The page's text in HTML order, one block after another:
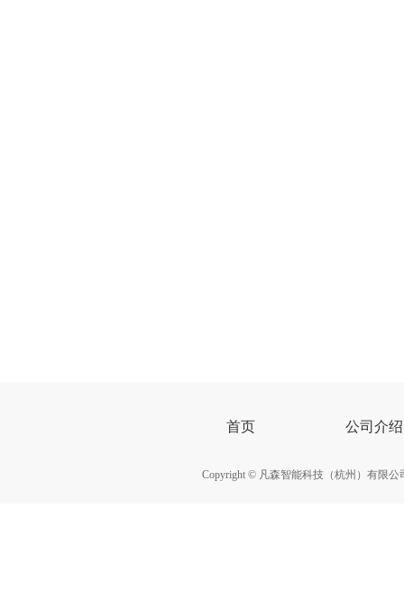
首页 公司介绍
Copyright © 凡森智能科技（杭州）有限公